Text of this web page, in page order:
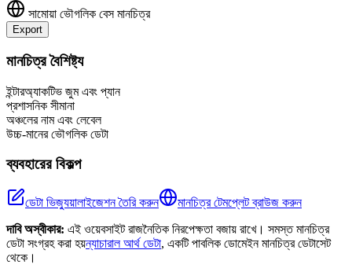
সামোয়া ভৌগলিক বেস মানচিত্র
Export
+
মানচিত্র বৈশিষ্ট্য
ইন্টারঅ্যাকটিভ জুম এবং প্যান
প্রশাসনিক সীমানা
অঞ্চলের নাম এবং লেবেল
উচ্চ-মানের ভৌগলিক ডেটা
ব্যবহারের বিকল্প
ডেটা ভিজ্যুয়ালাইজেশন তৈরি করুন
মানচিত্র টেমপ্লেট ব্রাউজ করুন
দাবি অস্বীকার: এই ওয়েবসাইট রাজনৈতিক নিরপেক্ষতা বজায় রাখে। সমস্ত মানচিত্র
ডেটা সংগ্রহ করা হয়ন্যাচারাল আর্থ ডেটা, একটি পাবলিক ডোমেইন মানচিত্র ডেটাসেট
থেকে।